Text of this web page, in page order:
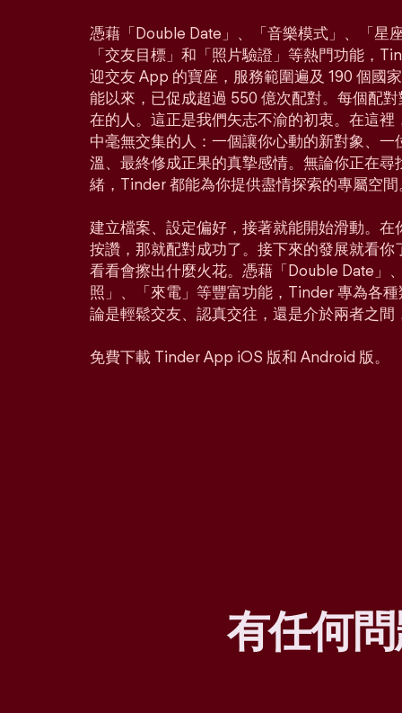
憑藉「Double Date」、「音樂模式」、「星
「交友目標」和「照片驗證」等熱門功能，
迎交友 App 的寶座，服務範圍遍及 190 個國
能以來，已促成超過 550 億次配對。每個配
在的人。這正是我們矢志不渝的初衷。在這
中毫無交集的人：一個讓你心動的新對象、
溫、最終修成正果的真摯感情。無論你正在
緒，Tinder 都能為你提供盡情探索的專屬空間
建立檔案、設定偏好，接著就能開始滑動。
按讚，那就配對成功了。接下來的發展就看
看看會擦出什麼火花。憑藉「Double Date」
照」、「來電」等豐富功能，Tinder 專為各
論是輕鬆交友、認真交往，還是介於兩者之間
免費下載 Tinder App iOS 版和 Android 版。
有任何